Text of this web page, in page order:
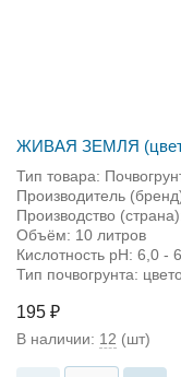
ЖИВАЯ ЗЕМЛЯ
Тип товара:
Производитель
Производство
Объём: 10 литров
Кислотность pH: 6,0 -
Тип почвогрунта:
195 ₽
В наличии: 12 (шт)